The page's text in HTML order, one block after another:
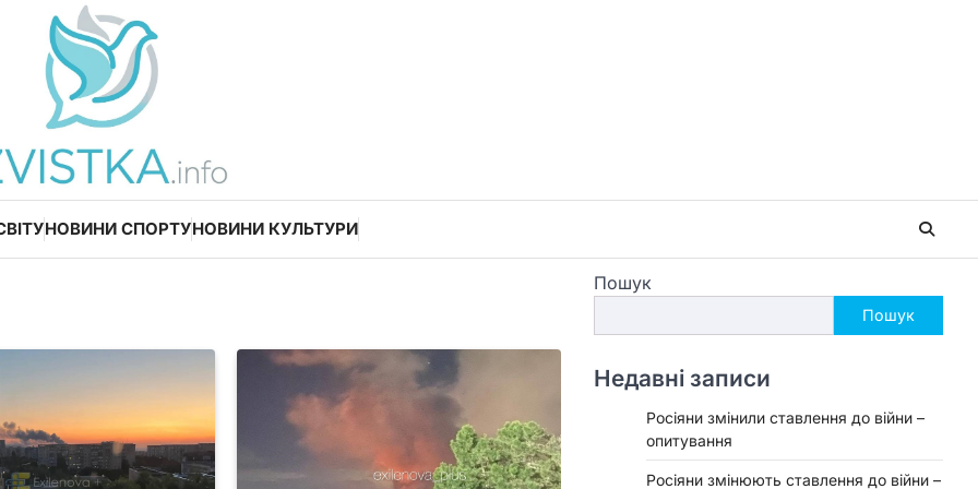
НОВИНИ СПОРТУНОВИНИ КУЛЬТУРИ
Пошук
Пошук
Недавні записи
Росіяни змінили ставлення до війни –
опитування
Росіяни змінюють ставлення до війни –